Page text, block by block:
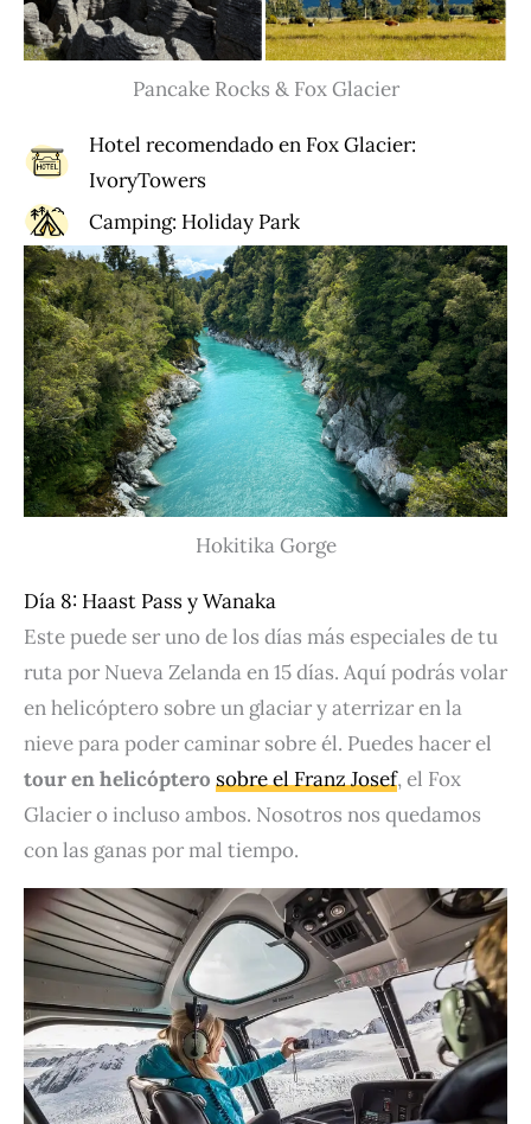
Pancake Rocks & Fox Glacier
Hotel recomendado en Fox Glacier:
IvoryTowers
Camping: Holiday Park
Hokitika Gorge
Día 8: Haast Pass y Wanaka
Este puede ser uno de los días más especiales de tu
ruta por Nueva Zelanda en 15 días. Aquí podrás volar
en helicóptero sobre un glaciar y aterrizar en la
nieve para poder caminar sobre él. Puedes hacer el
tour en helicóptero sobre el Franz Josef, el Fox
Glacier o incluso ambos. Nosotros nos quedamos
con las ganas por mal tiempo.